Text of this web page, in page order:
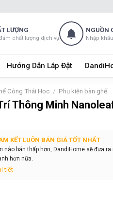
LƯỢNG
chất lượng dịch vụ
NGUỒN
Nhập
Hướng Dẫn Lắp Đặt
Công Thái Học / Phụ kiện bàn ghế
Thông Minh
KẾT LUÔN BÁN GIÁ TỐT NHẤT
nào bán thấp hơn, DandiHome sẽ đưa
hơn nữa.
tiết